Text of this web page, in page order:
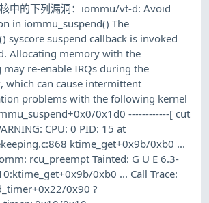
中的下列漏洞：iommu/vt-d: Avoid
in iommu_suspend() The
syscore suspend callback is invoked
Allocating memory with the
may re-enable IRQs during the
which can cause intermittent
problems with the following kernel
0x1d0 ------------[ cut
CPU: 0 PID: 15 at
ktime_get+0x9b/0xb0 ...
rcu_preempt Tainted: G U E 6.3-
0xb0 ... Call Trace:
0x90 ?